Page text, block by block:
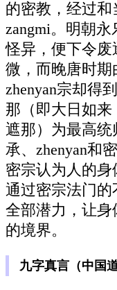
的密教，经过
zangmi。明朝
怪异，便下令
微，而晚唐时
zhenyan宗却得
那（即大日如
遮那）为最高
承、zhenyan和
密宗认为人的
通过密宗法门
全部潜力，让
的境界。
九字真言（中国